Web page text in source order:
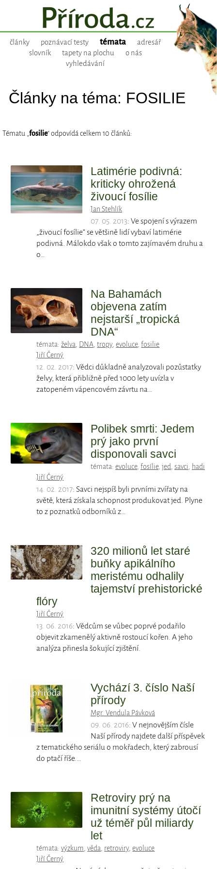
články poznávací testy témata
adresář
slovník
tapety na plochu
o nás
vyhledávání
Články na téma: FOSILIE
Tématu „fosilie“ odpovídá celkem 10 článků:
Latimérie podivná:
kriticky ohrožená
živoucí fosílie
Jan Stehlík
07. 05. 2013: Ve spojení s výrazem
„živoucí fosílie“ se většině lidí vybaví latimérie
podivná. Málokdo však o tomto zajímavém druhu a
o…
Na Bahamách
objevena zatím
nejstarší „tropická
DNA“
témata:želva, DNA,tropy,evoluce,fosilie
Jiří Černý
12. 02. 2017: Vědci důkladně analyzovali pozůstatky
želvy, která přibližně před 1000 lety uvízla v
zatopeném vápencovém závrtu na…
Polibek smrti: Jedem
prý jako první
disponovali savci
témata: evoluce, fosílie, jed, savci, hadi
Jiří Černý
14. 02. 2017: Savci nejspíš byli prvními zvířaty na
světě, která získala schopnost produkovat jed. Plyne
to z poznatků odborníků z…
320 milionů let staré
buňky apikálního
meristému odhalily
tajemství prehistorické
flóry
Jiří Černý
13. 06. 2016: Vědcům se vůbec poprvé podařilo
objevit zkamenělý aktivně rostoucí kořen. A jeho
analýza přinesla šokující zjištění.
Vychází 3. číslo Naší
přírody
Mgr. Vendula Pávková
09. 06. 2016: V nejnovějším čísle
Naší přírody najdete další příspěvek
z tematického seriálu o mokřadech, který zabrousí
do ptačí říše.…
Retroviry prý na
imunitní systémy útočí
už téměř půl miliardy
let
témata:výzkum,věda, retroviry,evoluce
Jiří Černý